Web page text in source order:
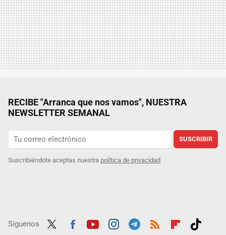
RECIBE "Arranca que nos vamos", NUESTRA
NEWSLETTER SEMANAL
SUSCRIBIR
Suscribiéndote aceptas nuestra política de privacidad
Síguenos